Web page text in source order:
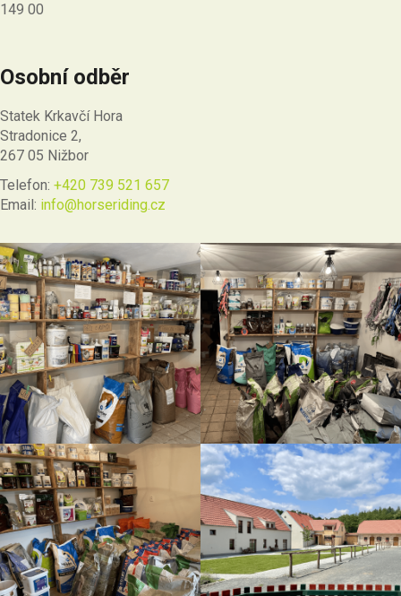
149 00
Osobní odběr
Statek Krkavčí Hora
Stradonice 2,
267 05 Nižbor
Telefon: +420 739 521 657
Email: info@horseriding.cz